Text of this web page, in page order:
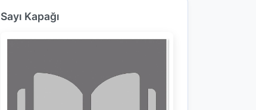
Sayı Kapağı